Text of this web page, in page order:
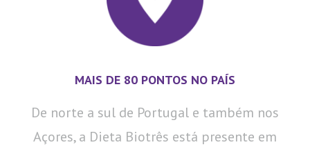
MAIS DE 80 PONTOS NO PAÍS
De norte a sul de Portugal e também nos
Açores, a Dieta Biotrês está presente em